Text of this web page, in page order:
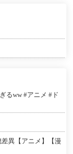
るww #アニメ #ド
差異【アニメ】【漫